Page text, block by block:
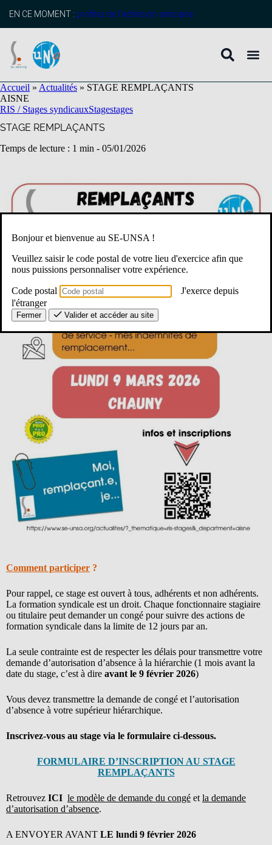
principal
EN CE MOMENT : profitez de l’adhésion anticipée
Accueil » Actualités » STAGE REMPLAÇANTS
AISNE
RIS / Stages syndicauxStagestages
STAGE REMPLAÇANTS
Temps de lecture : 1 min - 05/01/2026
Comment participer ?
Pour rappel, ce stage est ouvert à tous, adhérents et non adhérents.
La formation syndicale est un droit. Chaque fonctionnaire stagiaire
ou titulaire peut demander un congé pour suivre des actions de
formation syndicale dans la limite de 12 jours par an.
La seule contrainte est de respecter les délais pour transmettre votre
demande d’autorisation d’absence à la hiérarchie (1 mois avant la
date du stage, c’est à dire avant le 9 février 2026)
Vous devez transmettre la demande de congé et l’autorisation
d’absence à votre supérieur hiérarchique.
Inscrivez-vous au stage via le formulaire ci-dessous.
FORMULAIRE D’INSCRIPTION AU STAGE
REMPLAÇANTS
Retrouvez ICI le modèle de demande du congé et la demande
d’autorisation d’absence.
A ENVOYER AVANT LE lundi 9 février 2026
Bonjour et bienvenue au SE-UNSA !
Veuillez saisir le code postal de votre lieu d'exercice afin que
nous puissions personnaliser votre expérience.
Code postal
J'exerce depuis
l'étranger
Fermer Valider et accéder au site